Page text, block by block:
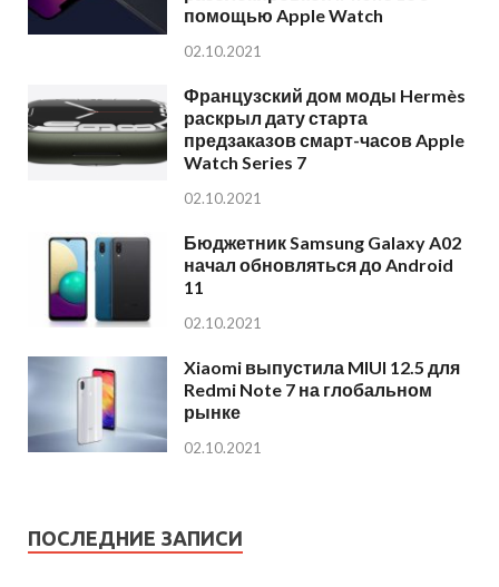
помощью Apple Watch
02.10.2021
Французский дом моды Hermès
раскрыл дату старта
предзаказов смарт-часов Apple
Watch Series 7
02.10.2021
Бюджетник Samsung Galaxy A02
начал обновляться до Android
11
02.10.2021
Xiaomi выпустила MIUI 12.5 для
Redmi Note 7 на глобальном
рынке
02.10.2021
ПОСЛЕДНИЕ ЗАПИСИ